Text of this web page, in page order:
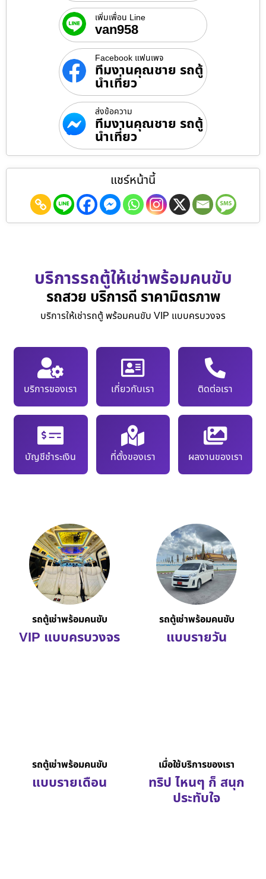
เพิ่มเพื่อน Line
van958
Facebook แฟนเพจ
ทีมงานคุณชาย รถตู้
นำเที่ยว
ส่งข้อความ
ทีมงานคุณชาย รถตู้
นำเที่ยว
แชร์หน้านี้
บริการรถตู้ให้เช่าพร้อมคนขับ
รถสวย บริการดี ราคามิตรภาพ
บริการให้เช่ารถตู้ พร้อมคนขับ VIP แบบครบวงจร
บริการของเรา เกี่ยวกับเรา ติดต่อเรา
บัญชีชำระเงิน ที่ตั้งของเรา ผลงานของเรา
รถตู้เช่าพร้อมคนขับ
VIP แบบครบวงจร
รถตู้เช่าพร้อมคนขับ
แบบรายวัน
รถตู้เช่าพร้อมคนขับ
แบบรายเดือน
เมื่อใช้บริการของเรา
ทริป ไหนๆ ก็ สนุก
ประทับใจ